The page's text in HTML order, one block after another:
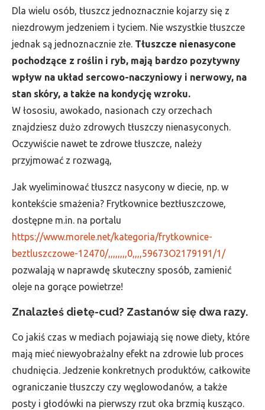
Dla wielu osób, tłuszcz jednoznacznie kojarzy się z
niezdrowym jedzeniem i tyciem. Nie wszystkie tłuszcze
jednak są jednoznacznie złe. Tłuszcze nienasycone
pochodzące z roślin i ryb, mają bardzo pozytywny
wpływ na układ sercowo-naczyniowy i nerwowy, na
stan skóry, a także na kondycję wzroku.
W łososiu, awokado, nasionach czy orzechach
znajdziesz dużo zdrowych tłuszczy nienasyconych.
Oczywiście nawet te zdrowe tłuszcze, należy
przyjmować z rozwagą,
Jak wyeliminować tłuszcz nasycony w diecie, np. w
kontekście smażenia? Frytkownice beztłuszczowe,
dostępne m.in. na portalu
https://www.morele.net/kategoria/frytkownice-
beztluszczowe-12470/,,,,,,,,0,,,,59673O2179191/1/
pozwalają w naprawdę skuteczny sposób, zamienić
oleje na gorące powietrze!
Znalazłeś dietę-cud? Zastanów się dwa razy.
Co jakiś czas w mediach pojawiają się nowe diety, które
mają mieć niewyobrażalny efekt na zdrowie lub proces
chudnięcia. Jedzenie konkretnych produktów, całkowite
ograniczanie tłuszczy czy węglowodanów, a także
posty i głodówki na pierwszy rzut oka brzmią kusząco.